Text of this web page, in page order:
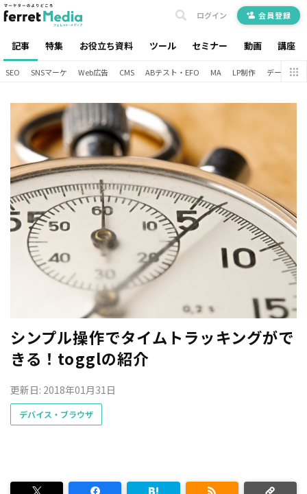
記事 特集 お役立ち資料 ツール セミナー 動画 講座
ログイン 会員登録
SEO SNSマーケ Web広告 CMS ABテスト・EFO MA LP制作 データ分析
シンプル操作でタイムトラッキングがで
きる！togglの紹介
更新日: 2018年01月31日
デバイス・ブラウザ